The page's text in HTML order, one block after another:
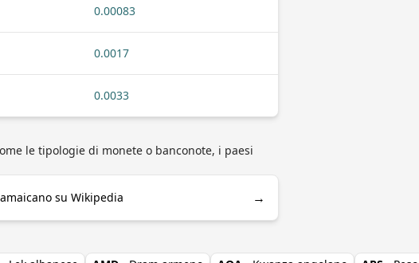
0.00083
0.0017
0.0033
le tipologie di monete o banconote, i paesi
su Wikipedia →